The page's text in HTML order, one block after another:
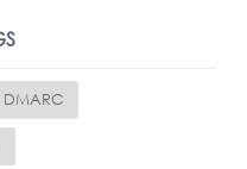
DMARC